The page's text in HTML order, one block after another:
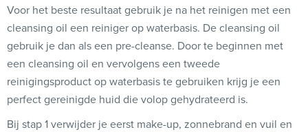
Voor het beste resultaat gebruik je na het reinigen met een
cleansing oil een reiniger op waterbasis. De cleansing oil
gebruik je dan als een pre-cleanse. Door te beginnen met
een cleansing oil en vervolgens een tweede
reinigingsproduct op waterbasis te gebruiken krijg je een
perfect gereinigde huid die volop gehydrateerd is.
Bij stap 1 verwijder je eerst make-up, zonnebrand en vuil en